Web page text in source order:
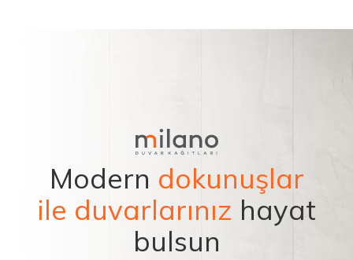
Modern dokunuşlar
ile duvarlarınız hayat
bulsun